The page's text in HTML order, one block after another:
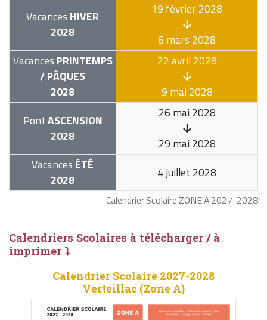
Calendrier Scolaire ZONE A 2027-2028
Vacances HIVER
2028
19 février 2028
6 mars 2028
Vacances PRINTEMPS
/ PÂQUES
2028
22 avril 2028
9 mai 2028
PontASCENSION
2028
26 mai 2028
29 mai 2028
Vacances ÉTÉ
2028
4 juillet 2028
Calendriers Scolaires à télécharger / à
imprimer ⤵
Calendrier Scolaire 2027-2028
Verteillac (Zone A)